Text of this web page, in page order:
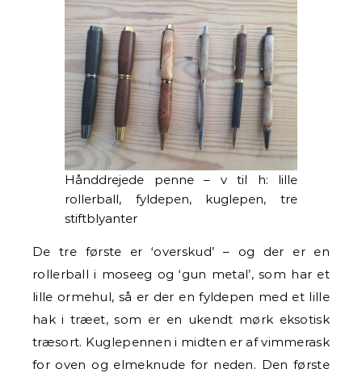
Hånddrejede penne – v til h: lille
rollerball, fyldepen, kuglepen, tre
stiftblyanter
De tre første er ‘overskud’ – og der er en
rollerball i moseeg og ‘gun metal’, som har et
lille ormehul, så er der en fyldepen med et lille
hak i træet, som er en ukendt mørk eksotisk
træsort. Kuglepennen i midten er af vimmerask
for oven og elmeknude for neden. Den første